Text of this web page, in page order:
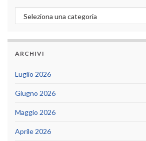
Categorie
ARCHIVI
Luglio 2026
Giugno 2026
Maggio 2026
Aprile 2026